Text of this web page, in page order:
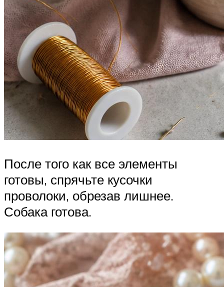
После того как все элементы
готовы, спрячьте кусочки
проволоки, обрезав лишнее.
Собака готова.